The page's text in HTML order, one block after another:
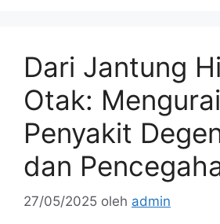
Dari Jantung
Otak: Mengurai
Penyakit
dan
27/05/2025 oleh admin